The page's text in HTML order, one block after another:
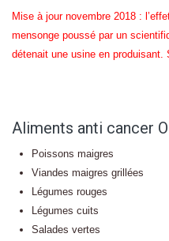
Mise à jour novembre 2018 :
mensonge poussé par un
détenait une usine en produisant.
Aliments anti cancer
Poissons maigres
Viandes maigres grillées
Légumes rouges
Légumes cuits
Salades vertes